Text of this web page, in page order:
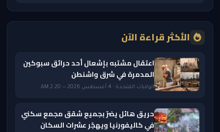
الأكثر قراءة الآن
اعتقال مشتبه بإشعال أحد حرائق سبوكين
المدمرة في شرق واشنطن
الولايات المتحدة · 4 أغسطس 2026 — 2:20 AM
حريق هائل يضرّ بجميع شقق مجمع سكني
في كاليفورنيا ويهجّر عشرات السكان